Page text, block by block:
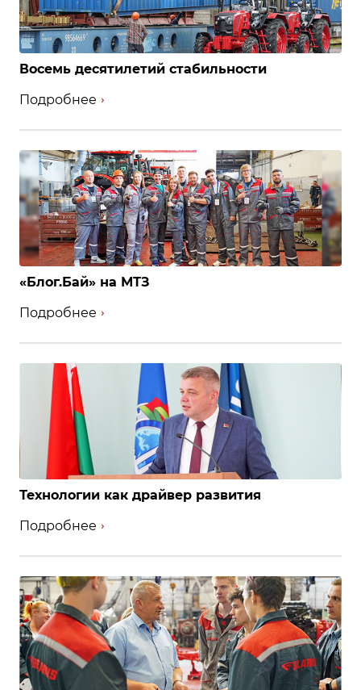
Восемь десятилетий стабильности
Подробнее
«Блог.Бай» на МТЗ
Подробнее
Технологии как драйвер развития
Подробнее